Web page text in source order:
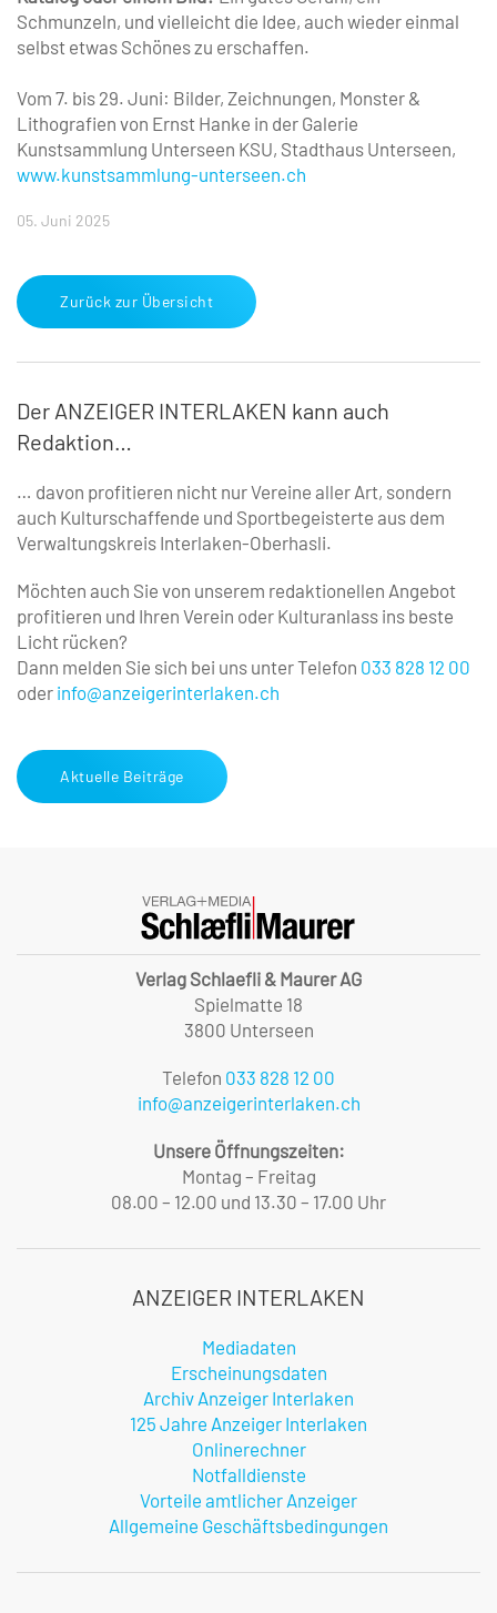
Schmunzeln, und vielleicht die Idee, auch wieder einmal
selbst ­etwas Schönes zu erschaffen.
Vom 7. bis 29. Juni: Bilder, Zeichnungen, Monster &
Lithografien von Ernst Hanke in der Galerie
Kunstsammlung Unterseen KSU, Stadthaus Unterseen,
www.kunstsammlung-unterseen.ch
05. Juni 2025
Zurück zur Übersicht
Der ANZEIGER INTERLAKEN kann auch
Redaktion…
… davon profitieren nicht nur Vereine aller Art, ­sondern
auch Kulturschaffende und Sportbegeisterte aus dem
Verwaltungskreis Interlaken-Oberhasli.
Möchten auch Sie von unserem redaktionellen Angebot
profitieren und Ihren Verein oder Kulturanlass ins beste
Licht rücken?
Dann melden Sie sich bei uns unter Telefon 033 828 12 00
oder info@anzeigerinterlaken.ch
Aktuelle Beiträge
Verlag Schlaefli & Maurer AG
Spielmatte 18
3800 Unterseen
Telefon 033 828 12 00
info@anzeigerinterlaken.ch
Unsere Öffnungszeiten:
Montag – Freitag
08.00 – 12.00 und 13.30 – 17.00 Uhr
ANZEIGER INTERLAKEN
Mediadaten
Erscheinungsdaten
Archiv Anzeiger Interlaken
125 Jahre Anzeiger Interlaken
Onlinerechner
Notfalldienste
Vorteile amtlicher Anzeiger
Allgemeine Geschäftsbedingungen